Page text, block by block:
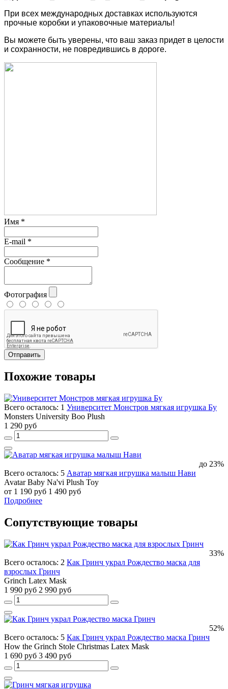
При всех международных доставках используются
прочные коробки и упаковочные материалы!
Вы можете быть уверены, что ваш заказ придет в целости
и сохранности, не повредившись в дороге.
Имя *
E-mail *
Сообщение *
Фотография
Отправить
Похожие товары
Всего осталось: 1 Университет Монстров мягкая игрушка Бу
Monsters University Boo Plush
1 290 руб
до 23%
Всего осталось: 5 Аватар мягкая игрушка малыш Нави
Avatar Baby Na'vi Plush Toy
от 1 190 руб 1 490 руб
Подробнее
Сопутствующие товары
33%
Всего осталось: 2 Как Гринч украл Рождество маска для
взрослых Гринч
Grinch Latex Mask
1 990 руб 2 990 руб
52%
Всего осталось: 5 Как Гринч украл Рождество маска Гринч
How the Grinch Stole Christmas Latex Mask
1 690 руб 3 490 руб